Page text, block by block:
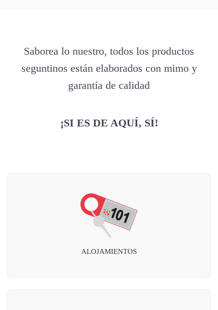
Saborea lo nuestro, todos los productos
seguntinos están elaborados con mimo y
garantía de calidad
¡SI ES DE AQUÍ, SÍ!
ALOJAMIENTOS